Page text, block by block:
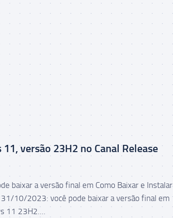
versão 23H2 no Canal Release
baixar a versão final em Como Baixar e Instalar
10/2023: você pode baixar a versão final em
11 23H2....